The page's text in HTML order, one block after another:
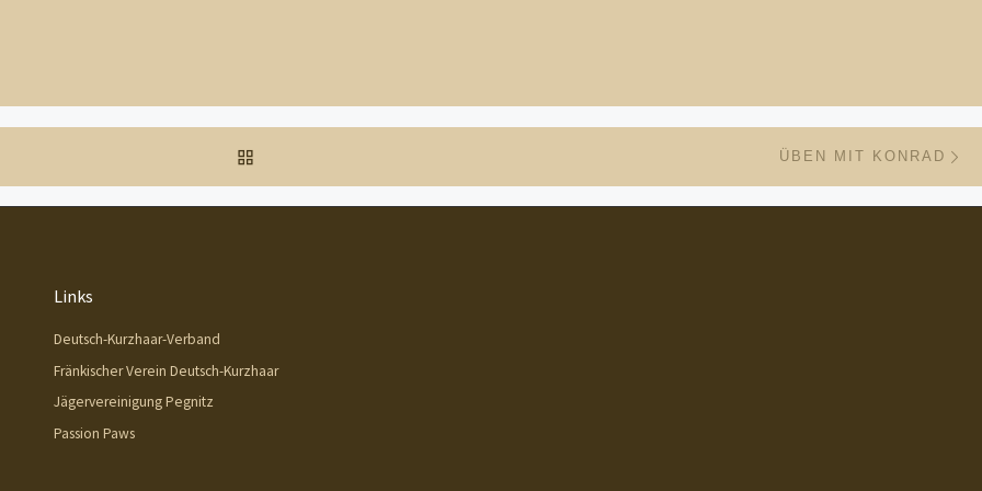
ÜBEN MIT KONRAD
Links
Deutsch-Kurzhaar-Verband
Fränkischer Verein Deutsch-Kurzhaar
Jägervereinigung Pegnitz
Passion Paws